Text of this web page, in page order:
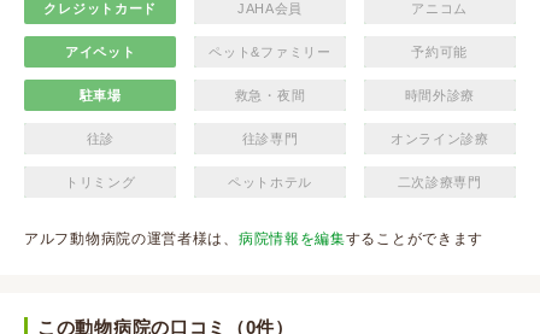
クレジットカード JAHA会員 アニコム
アイペット ペット&ファミリー 予約可能
駐車場 救急・夜間 時間外診療
往診 往診専門 オンライン診療
トリミング ペットホテル 二次診療専門
アルフ動物病院の運営者様は、 病院情報を編集することができます
この動物病院の口コミ（0件）